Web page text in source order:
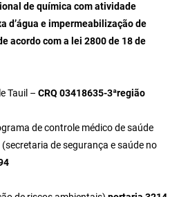
de química com atividade
d’água e impermeabilização de
acordo com a lei 2800 de 18 de
Tauil – CRQ 03418635-3ªregião
de controle médico de saúde
(secretaria de segurança e saúde no